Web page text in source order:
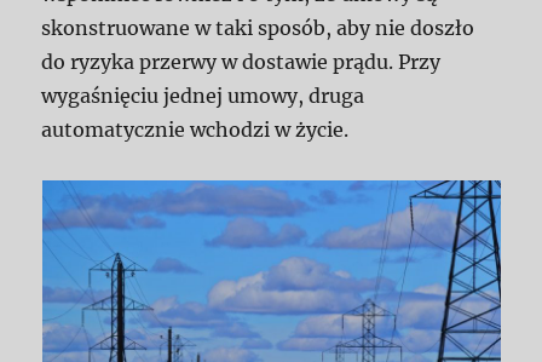
skonstruowane w taki sposób, aby nie doszło
do ryzyka przerwy w dostawie prądu. Przy
wygaśnięciu jednej umowy, druga
automatycznie wchodzi w życie.